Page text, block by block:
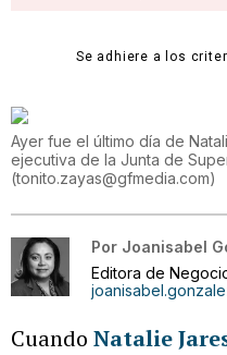
Se adhiere a los
Ayer fue el último día de
ejecutiva de la Junta de
(tonito.zayas@gfmedia.com)
Por Joanisabel
Editora de
Cuando Natalie